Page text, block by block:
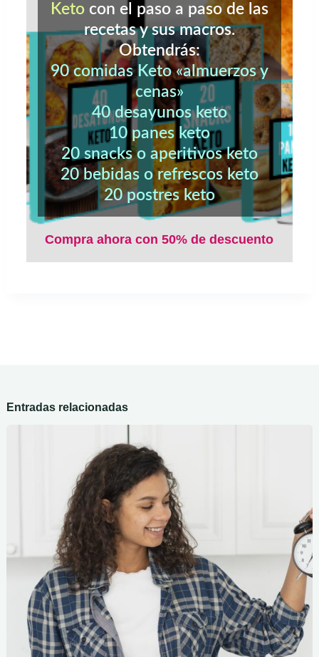
Keto con el paso a paso de las
recetas y sus macros.
Obtendrás:
90 comidas Keto «almuerzos y
cenas»
40 desayunos keto
10 panes keto
20 snacks o aperitivos keto
20 bebidas o refrescos keto
20 postres keto
Compra ahora con 50% de descuento
Entradas relacionadas